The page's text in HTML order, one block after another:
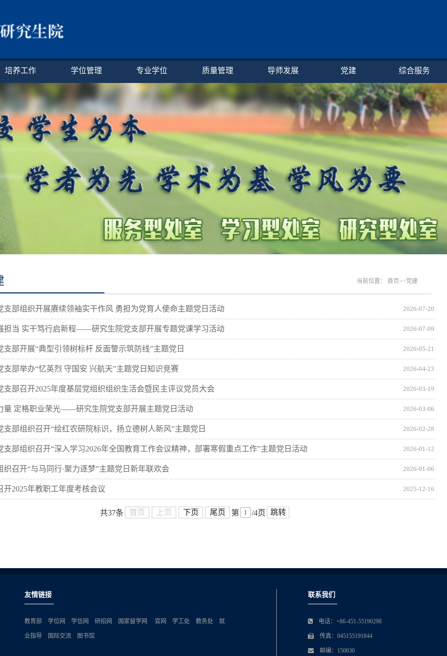
培养工作 学位管理 专业学位 质量管理 导师发展 党建 综合服务
当前位置： 首页 >>党建
部组织开展赓续领袖实干作风 勇担为党育人使命主题党日活动 2026-07-20
当 实干笃行启新程——研究生院党支部开展专题党课学习活动 2026-07-09
部开展“典型引领树标杆 反面警示筑防线”主题党日 2026-05-21
部举办“忆英烈 守国安 兴航天”主题党日知识竞赛 2026-04-23
部召开2025年度基层党组织组织生活会暨民主评议党员大会 2026-03-19
定格职业荣光——研究生院党支部开展主题党日活动 2026-03-06
部组织召开“绘红农研院标识，扬立德树人新风”主题党日 2026-02-28
部组织召开“深入学习2026年全国教育工作会议精神，部署寒假重点工作”主题党日活动 2026-01-12
召开“与马同行·聚力逐梦”主题党日新年联欢会 2026-01-06
2025年教职工年度考核会议 2025-12-16
共37条 首页 上页 下页 尾页 第 /4页 跳转
友情链接
教育部 学位网 学信网 研招网 国家留学网 官网 学工处 教务处 就
业指导 国际交流 图书馆
联系我们
电话：+86-451-55190298
传真：045155191844
邮编：150030